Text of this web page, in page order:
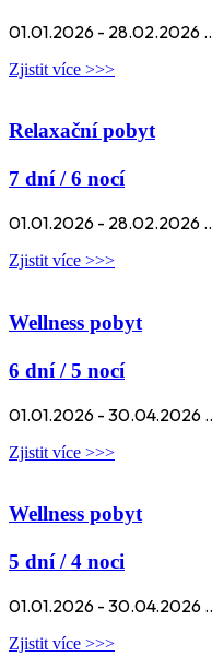
01.01.2026 - 28.02.2026
Zjistit více >>>
Relaxační pobyt
7 dní / 6 nocí
01.01.2026 - 28.02.2026
Zjistit více >>>
Wellness pobyt
6 dní / 5 nocí
01.01.2026 - 30.04.2026
Zjistit více >>>
Wellness pobyt
5 dní / 4 noci
01.01.2026 - 30.04.2026
Zjistit více >>>